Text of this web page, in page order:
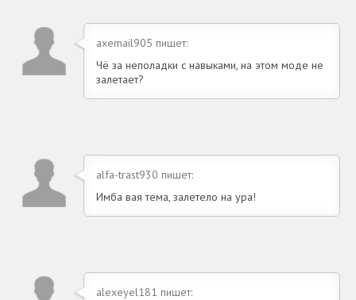
axemail905 пишет:
Чё за неполадки с навыками, на этом моде не
залетает?
alfa-trast930 пишет:
Имба вая тема, залетело на ура!
alexeyel181 пишет: